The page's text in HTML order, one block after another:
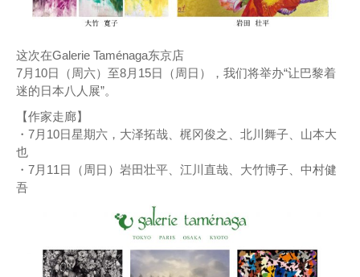
这次在Galerie Taménaga东京店
7月10日（周六）至8月15日（周日），我们将举办“让巴黎着
迷的日本八人展”。
【作家走廊】
・7月10日星期六，大泽拓哉、梶冈俊之、北川舞子、山本大
也
・7月11日（周日）岩田壮平、江川直哉、大竹博子、中村健
吾